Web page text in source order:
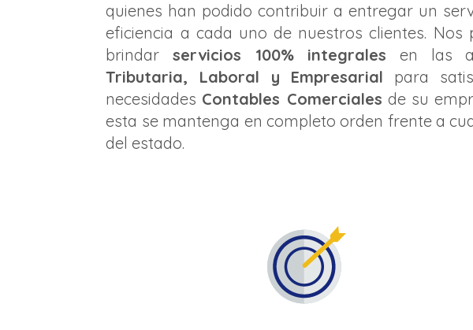
quienes han podido contribuir a entregar un
eficiencia a cada uno de nuestros clientes. Nos
brindarservicios 100% integrales en las
Tributaria, Laboral y Empresarial para
necesidades Contables Comerciales de su
esta se mantenga en completo orden frente a
del estado.